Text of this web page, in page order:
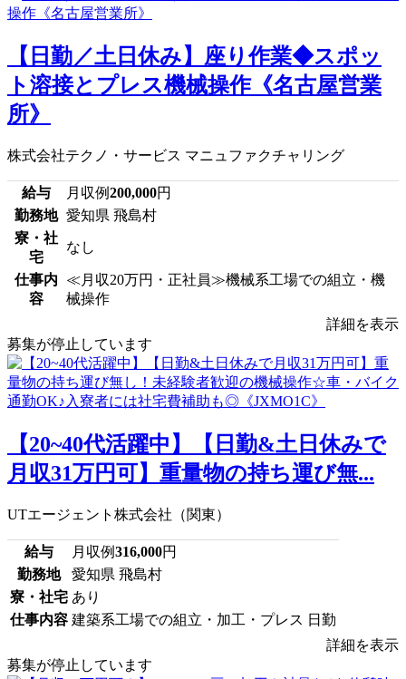
【日勤／土日休み】座り作業◆スポッ
ト溶接とプレス機械操作《名古屋営業
所》
株式会社テクノ・サービス マニュファクチャリング
給与 月収例200,000円
勤務地 愛知県 飛島村
寮・社
宅
なし
仕事内
容
≪月収20万円・正社員≫機械系工場での組立・機
械操作
詳細を表示
募集が停止しています
【20~40代活躍中】【日勤&土日休みで
月収31万円可】重量物の持ち運び無...
UTエージェント株式会社（関東）
給与 月収例316,000円
勤務地
愛知県 飛島村
寮・社宅 あり
仕事内容 建築系工場での組立・加工・プレス 日勤
詳細を表示
募集が停止しています